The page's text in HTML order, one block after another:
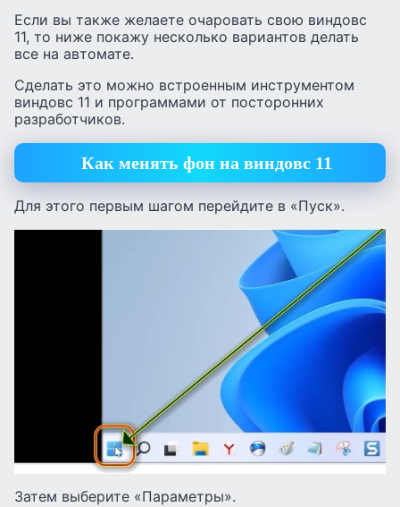
Если вы также желаете очаровать свою виндовс
11, то ниже покажу несколько вариантов делать
все на автомате.
Сделать это можно встроенным инструментом
виндовс 11 и программами от посторонних
разработчиков.
Как менять фон на виндовс 11
Для этого первым шагом перейдите в «Пуск».
Затем выберите «Параметры».